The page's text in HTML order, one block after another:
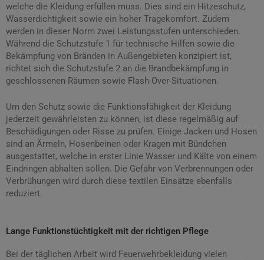
welche die Kleidung erfüllen muss. Dies sind ein Hitzeschutz,
Wasserdichtigkeit sowie ein hoher Tragekomfort. Zudem
werden in dieser Norm zwei Leistungsstufen unterschieden.
Während die Schutzstufe 1 für technische Hilfen sowie die
Bekämpfung von Bränden in Außengebieten konzipiert ist,
richtet sich die Schutzstufe 2 an die Brandbekämpfung in
geschlossenen Räumen sowie Flash-Over-Situationen.
Um den Schutz sowie die Funktionsfähigkeit der Kleidung
jederzeit gewährleisten zu können, ist diese regelmäßig auf
Beschädigungen oder Risse zu prüfen. Einige Jacken und Hosen
sind an Ärmeln, Hosenbeinen oder Kragen mit Bündchen
ausgestattet, welche in erster Linie Wasser und Kälte von einem
Eindringen abhalten sollen. Die Gefahr von Verbrennungen oder
Verbrühungen wird durch diese textilen Einsätze ebenfalls
reduziert.
Lange Funktionstüchtigkeit mit der richtigen Pflege
Bei der täglichen Arbeit wird Feuerwehrbekleidung vielen